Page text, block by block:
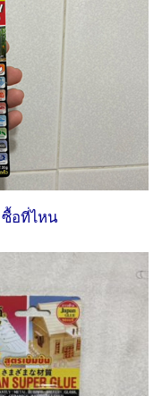
อที่ไหน